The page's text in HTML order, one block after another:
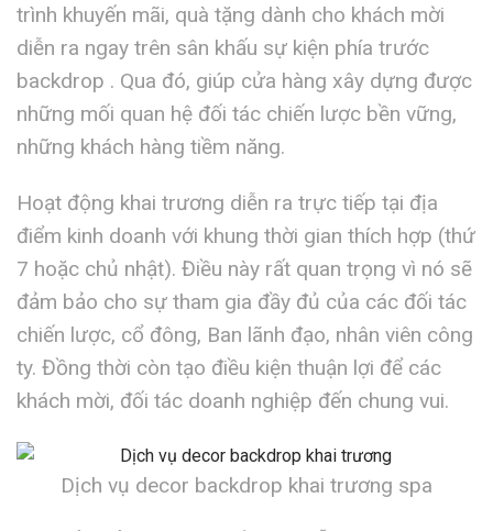
trình khuyến mãi, quà tặng dành cho khách mời
diễn ra ngay trên sân khấu sự kiện phía trước
backdrop . Qua đó, giúp cửa hàng xây dựng được
những mối quan hệ đối tác chiến lược bền vững,
những khách hàng tiềm năng.
Hoạt động khai trương diễn ra trực tiếp tại địa
điểm kinh doanh với khung thời gian thích hợp (thứ
7 hoặc chủ nhật). Điều này rất quan trọng vì nó sẽ
đảm bảo cho sự tham gia đầy đủ của các đối tác
chiến lược, cổ đông, Ban lãnh đạo, nhân viên công
ty. Đồng thời còn tạo điều kiện thuận lợi để các
khách mời, đối tác doanh nghiệp đến chung vui.
Dịch vụ decor backdrop khai trương spa